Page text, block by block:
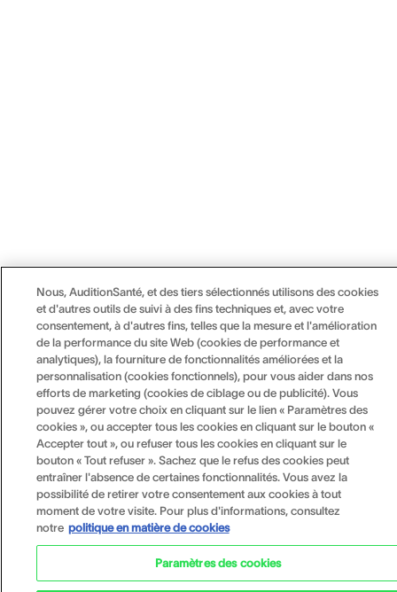
Nous, AuditionSanté, et des tiers sélectionnés utilisons des cookies
et d'autres outils de suivi à des fins techniques et, avec votre
consentement, à d'autres fins, telles que la mesure et l'amélioration
de la performance du site Web (cookies de performance et
analytiques), la fourniture de fonctionnalités améliorées et la
personnalisation (cookies fonctionnels), pour vous aider dans nos
efforts de marketing (cookies de ciblage ou de publicité). Vous
pouvez gérer votre choix en cliquant sur le lien « Paramètres des
cookies », ou accepter tous les cookies en cliquant sur le bouton «
Accepter tout », ou refuser tous les cookies en cliquant sur le
bouton « Tout refuser ». Sachez que le refus des cookies peut
entraîner l'absence de certaines fonctionnalités. Vous avez la
possibilité de retirer votre consentement aux cookies à tout
moment de votre visite. Pour plus d'informations, consultez
notre politique en matière de cookies
Paramètres des cookies